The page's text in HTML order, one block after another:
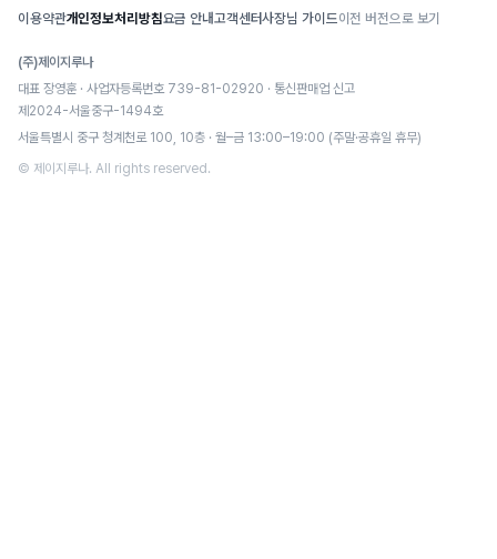
이용약관개인정보처리방침요금 안내고객센터사장님 가이드이전 버전으로 보기
(주)제이지루나
대표 장영훈 · 사업자등록번호 739-81-02920 · 통신판매업 신고
제2024-서울중구-1494호
서울특별시 중구 청계천로 100, 10층 · 월–금 13:00–19:00 (주말·공휴일 휴무)
© 제이지루나. All rights reserved.